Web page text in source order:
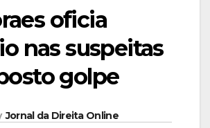
oficia
nas suspeitas
golpe
Jornal da Direita Online